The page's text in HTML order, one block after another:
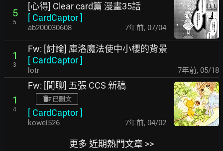
5
5
[心得] Clear card篇 漫畫35話
[ CardCaptor]
ab200030608 7年前, 07/04
1
3
Fw: [討論] 庫洛魔法使中小櫻的背景
[ CardCaptor]
lotr 7年前, 05/18
1
4
Fw: [閒聊] 五張 CCS 新稿
已刪文
[ CardCaptor]
kowei526 7年前, 04/02
更多 近期熱門文章 >>